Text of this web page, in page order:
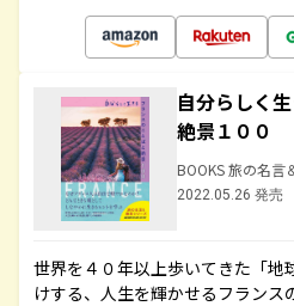
自分らしく
絶景１００
BOOKS 旅の名言
2022.05.26 発売
世界を４０年以上歩いてきた「地
けする、人生を輝かせるフランス